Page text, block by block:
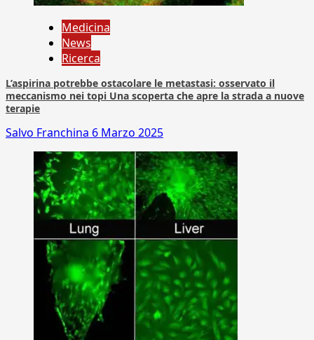
Medicina
News
Ricerca
L’aspirina potrebbe ostacolare le metastasi: osservato il
meccanismo nei topi Una scoperta che apre la strada a nuove
terapie
Salvo Franchina 6 Marzo 2025